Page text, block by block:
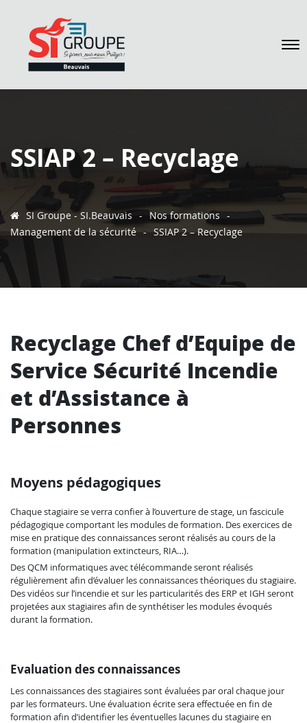
SSIAP 2 – Recyclage
SI Groupe - SI.Beauvais - Nos formations -
Management de la sécurité - SSIAP 2 – Recyclage
Recyclage Chef d’Equipe de
Service Sécurité Incendie
et d’Assistance à
Personnes
Moyens pédagogiques
Chaque stagiaire se verra confier à l’ouverture de stage, un fascicule
pédagogique comportant les modules de formation. Des exercices de
mise en pratique des connaissances seront réalisés au cours de la
formation (manipulation extincteurs, RIA…).
Des QCM informatiques avec télécommande seront réalisés
régulièrement afin d’évaluer les connaissances théoriques du stagiaire.
Des vidéos sur l’incendie et sur les particularités des ERP et IGH seront
projetées aux stagiaires afin de synthétiser les modules évoqués
durant la formation.
Evaluation des connaissances
Les connaissances des stagiaires sont évaluées par oral chaque jour
par les formateurs. Une évaluation écrite sera effectuée en fin de
formation afin d’identifier les éventuelles lacunes du stagiaire en